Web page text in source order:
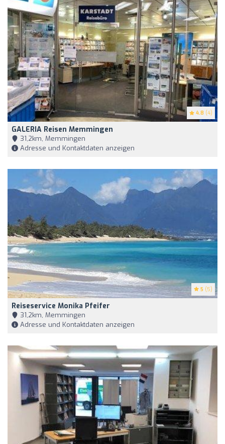
4.8 (4)
GALERIA Reisen Memmingen
31,2km, Memmingen
Adresse und Kontaktdaten anzeigen
5 (5)
Reiseservice Monika Pfeifer
31,2km, Memmingen
Adresse und Kontaktdaten anzeigen